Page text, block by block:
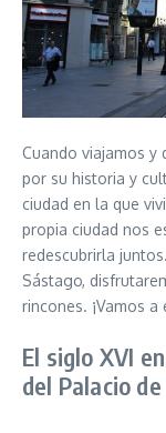
Cuando viajamos y
por su historia y
ciudad en la que
propia ciudad nos
redescubrirla
Sástago,
rincones. ¡Vamos a
El siglo XVI
del Palacio